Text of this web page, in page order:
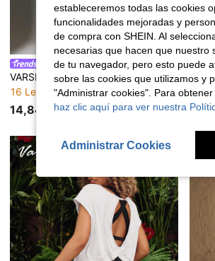
VARSIVA
VARSIVA Pantalones deportivos de verano para exteriores con cinturón y bolsillos
16 Left
14,84€
1 Left
estableceremos todas las cookies
funcionalidades mejoradas y
de compra con SHEIN. Al
necesarias que hacen que nuestro
de tu navegador, pero esto puede
sobre las cookies que utilizamos y
"Administrar cookies". Para
haz clic aquí para ver nuestra
Administrar Cookies